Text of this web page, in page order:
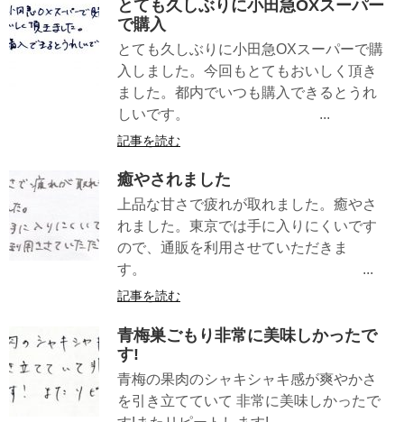
とても久しぶりに小田急OXスーパー
で購入
とても久しぶりに小田急OXスーパーで購
入しました。今回もとてもおいしく頂き
ました。都内でいつも購入できるとうれ
しいです。 ...
記事を読む
癒やされました
上品な甘さで疲れが取れました。癒やさ
れました。東京では手に入りにくいです
ので、通販を利用させていただきま
す。 ...
記事を読む
青梅巣ごもり非常に美味しかったで
す!
青梅の果肉のシャキシャキ感が爽やかさ
を引き立てていて 非常に美味しかったで